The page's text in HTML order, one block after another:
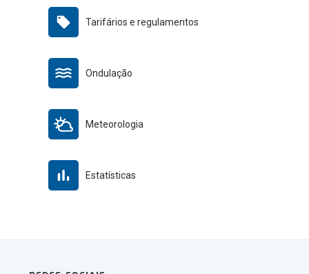
Tarifários e regulamentos
Ondulação
Meteorologia
Estatísticas